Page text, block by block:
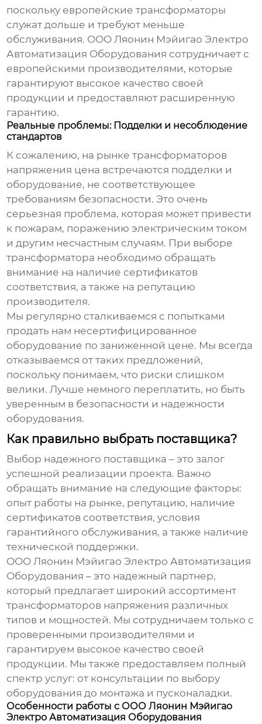
поскольку европейские трансформаторы
служат дольше и требуют меньше
обслуживания. ООО Ляонин Мэйигао Электро
Автоматизация Оборудования сотрудничает с
европейскими производителями, которые
гарантируют высокое качество своей
продукции и предоставляют расширенную
гарантию.
Реальные проблемы: Подделки и несоблюдение
стандартов
К сожалению, на рынкетрансформаторов
напряжения цена встречаются подделки и
оборудование, не соответствующее
требованиям безопасности. Это очень
серьезная проблема, которая может привести
к пожарам, поражению электрическим током
и другим несчастным случаям. При выборе
трансформатора необходимо обращать
внимание на наличие сертификатов
соответствия, а также на репутацию
производителя.
Мы регулярно сталкиваемся с попытками
продать нам несертифицированное
оборудование по заниженной цене. Мы всегда
отказываемся от таких предложений,
поскольку понимаем, что риски слишком
велики. Лучше немного переплатить, но быть
уверенным в безопасности и надежности
оборудования.
Как правильно выбрать поставщика?
Выбор надежного поставщика – это залог
успешной реализации проекта. Важно
обращать внимание на следующие факторы:
опыт работы на рынке, репутацию, наличие
сертификатов соответствия, условия
гарантийного обслуживания, а также наличие
технической поддержки.
ООО Ляонин Мэйигао Электро Автоматизация
Оборудования – это надежный партнер,
который предлагает широкий ассортимент
трансформаторов напряжения различных
типов и мощностей. Мы сотрудничаем только с
проверенными производителями и
гарантируем высокое качество своей
продукции. Мы также предоставляем полный
спектр услуг: от консультации по выбору
оборудования до монтажа и пусконаладки.
Особенности работы с ООО Ляонин Мэйигао
Электро Автоматизация Оборудования